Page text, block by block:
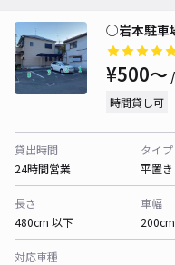
○岩本駐車
¥500〜
時間貸し可
貸出時間
24時間営業
タイプ
平置き
長さ
480cm 以下
車幅
対応車種